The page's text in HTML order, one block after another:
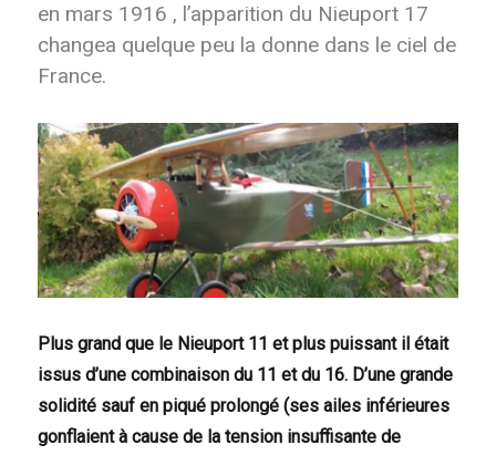
en mars 1916 , l’apparition du Nieuport 17
changea quelque peu la donne dans le ciel de
France.
Plus grand que le Nieuport 11 et plus puissant il était
issus d’une combinaison du 11 et du 16. D’une grande
solidité sauf en piqué prolongé (ses ailes inférieures
gonflaient à cause de la tension insuffisante de